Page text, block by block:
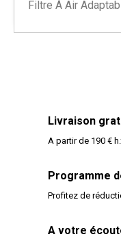
Filtre À Air
Livraison
A partir de 190 €
Programme
Profitez de
A votre